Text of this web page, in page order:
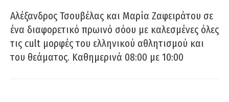
Αλέξανδρος Τσουβέλας και Μαρία Ζαφειράτου σε
ένα διαφορετικό πρωινό σόου με καλεσμένες όλες
τις cult μορφές του ελληνικού αθλητισμού και
του θεάματος. Καθημερινά 08:00 με 10:00